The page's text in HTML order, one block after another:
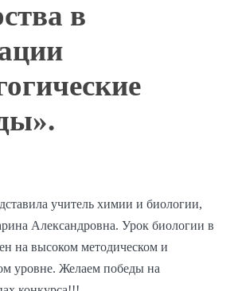
в
учитель химии и биологии,
Александровна. Урок биологии в
на высоком методическом и
уровне. Желаем победы на